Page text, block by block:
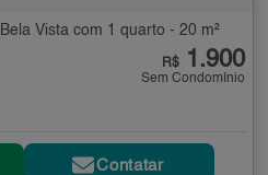
Vista com 1 quarto - 20 m²
R$ 1.900
Sem Condomínio
Contatar